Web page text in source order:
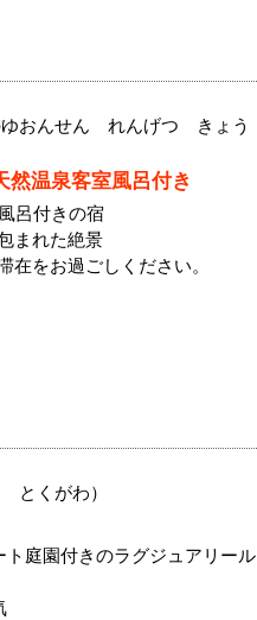
ゆおんせん れんげつ きょう
温泉客室風呂付き
呂付きの宿
まれた絶景
をお過ごしください。
とくがわ）
庭園付きのラグジュアリール